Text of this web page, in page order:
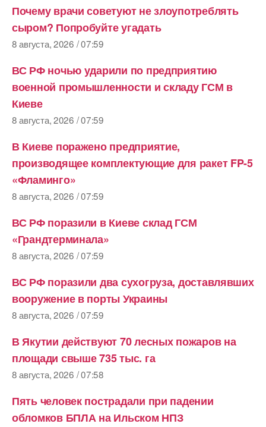
Почему врачи советуют не злоупотреблять
сыром? Попробуйте угадать
8 августа, 2026 / 07:59
ВС РФ ночью ударили по предприятию
военной промышленности и складу ГСМ в
Киеве
8 августа, 2026 / 07:59
В Киеве поражено предприятие,
производящее комплектующие для ракет FP-5
«Фламинго»
8 августа, 2026 / 07:59
ВС РФ поразили в Киеве склад ГСМ
«Грандтерминала»
8 августа, 2026 / 07:59
ВС РФ поразили два сухогруза, доставлявших
вооружение в порты Украины
8 августа, 2026 / 07:59
В Якутии действуют 70 лесных пожаров на
площади свыше 735 тыс. га
8 августа, 2026 / 07:58
Пять человек пострадали при падении
обломков БПЛА на Ильском НПЗ